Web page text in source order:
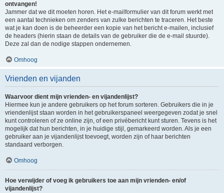
ontvangen!
Jammer dat we dit moeten horen. Het e-mailformulier van dit forum werkt met
een aantal technieken om zenders van zulke berichten te traceren. Het beste
wat je kan doen is de beheerder een kopie van het bericht e-mailen, inclusief
de headers (hierin staan de details van de gebruiker die de e-mail stuurde).
Deze zal dan de nodige stappen ondernemen.
Omhoog
Vrienden en vijanden
Waarvoor dient mijn vrienden- en vijandenlijst?
Hiermee kun je andere gebruikers op het forum sorteren. Gebruikers die in je
vriendenlijst staan worden in het gebruikerspaneel weergegeven zodat je snel
kunt controleren of ze online zijn, of een privébericht kunt sturen. Tevens is het
mogelijk dat hun berichten, in je huidige stijl, gemarkeerd worden. Als je een
gebruiker aan je vijandenlijst toevoegt, worden zijn of haar berichten
standaard verborgen.
Omhoog
Hoe verwijder of voeg ik gebruikers toe aan mijn vrienden- en/of
vijandenlijst?